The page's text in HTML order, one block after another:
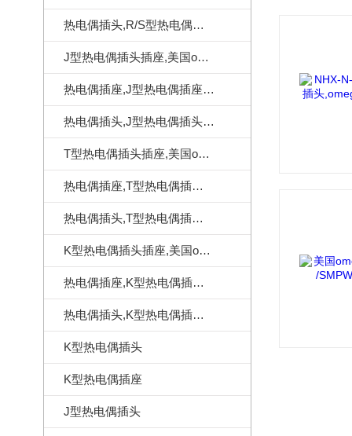
热电偶插头,R/S型热电偶插头,美国omega热电偶插头
J型热电偶插头插座,美国omega热电偶连接器
热电偶插座,J型热电偶插座,美国omega热电偶插座
热电偶插头,J型热电偶插头,美国omega热电偶插头
T型热电偶插头插座,美国omega热电偶连接器
热电偶插座,T型热电偶插座,美国omega热电偶插座
热电偶插头,T型热电偶插头,美国omega热电偶插头
K型热电偶插头插座,美国omega热电偶连接器
热电偶插座,K型热电偶插座,美国omega热电偶插座
热电偶插头,K型热电偶插头,美国omega热电偶插头
K型热电偶插头
K型热电偶插座
J型热电偶插头